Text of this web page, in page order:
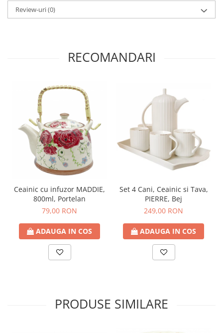
Review-uri(0)
RECOMANDARI
Ceainic cu infuzor MADDIE,
800ml, Portelan
79,00 RON
ADAUGA IN COS
Set 4 Cani, Ceainic si Tava,
PIERRE, Bej
249,00 RON
ADAUGA IN COS
PRODUSE SIMILARE